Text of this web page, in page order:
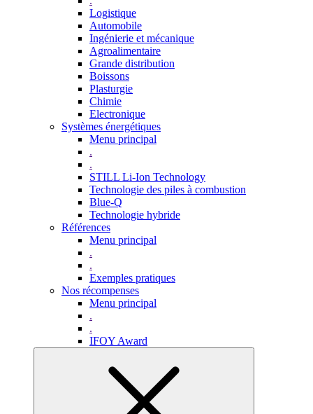
Logistique
Automobile
Ingénierie et mécanique
Agroalimentaire
Grande distribution
Boissons
Plasturgie
Chimie
Electronique
Systèmes énergétiques
Menu principal
.
.
STILL Li-Ion Technology
Technologie des piles à combustion
Blue-Q
Technologie hybride
Références
Menu principal
.
.
Exemples pratiques
Nos récompenses
Menu principal
.
.
IFOY Award